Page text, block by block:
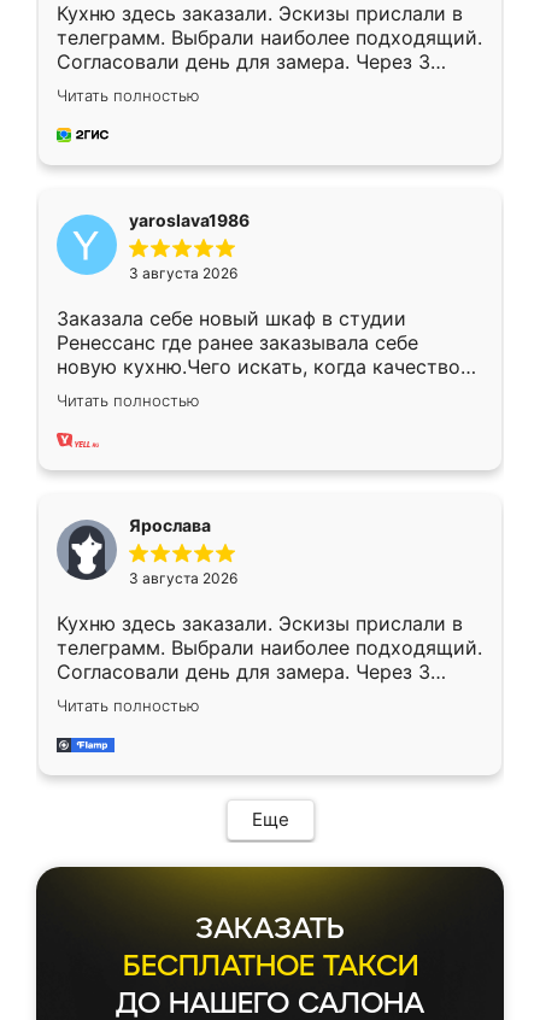
Кухню здесь заказали. Эскизы прислали в
телеграмм. Выбрали наиболее подходящий.
Согласовали день для замера. Через 3
недели кухня была уже готова. Остались
довольны работой. Спасибо Ренессанс
мебель за качественную работу!
Читать полностью
yaroslava1986
3 августа 2026
Заказала себе новый шкаф в студии
Ренессанс где ранее заказывала себе
новую кухню.Чего искать, когда качеством
вполне довольна. Служит кухня уже почти
два года, нареканий нет.
Читать полностью
Ярослава
3 августа 2026
Кухню здесь заказали. Эскизы прислали в
телеграмм. Выбрали наиболее подходящий.
Согласовали день для замера. Через 3
недели кухня была уже готова. Остались
довольны работой. Спасибо Ренессанс
мебель за качественную работу!
Читать полностью
Еще
ЗАКАЗАТЬ
БЕСПЛАТНОЕ ТАКСИ
ДО НАШЕГО САЛОНА